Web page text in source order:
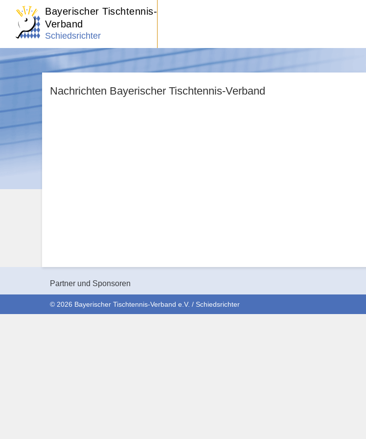
Bayerischer Tischtennis-
Verband
Schiedsrichter
Nachrichten Bayerischer Tischtennis-Verband
Partner und Sponsoren
© 2026 Bayerischer Tischtennis-Verband e.V. / Schiedsrichter